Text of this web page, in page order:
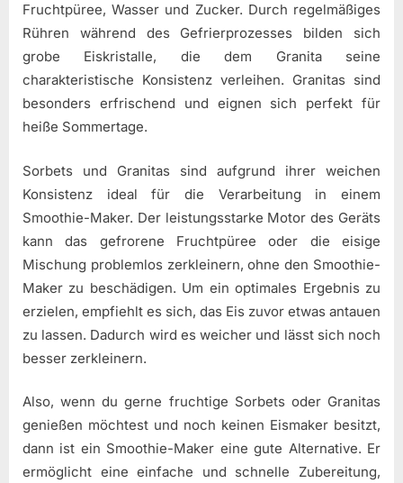
Fruchtpüree, Wasser und Zucker. Durch regelmäßiges
Rühren während des Gefrierprozesses bilden sich
grobe Eiskristalle, die dem Granita seine
charakteristische Konsistenz verleihen. Granitas sind
besonders erfrischend und eignen sich perfekt für
heiße Sommertage.
Sorbets und Granitas sind aufgrund ihrer weichen
Konsistenz ideal für die Verarbeitung in einem
Smoothie-Maker. Der leistungsstarke Motor des Geräts
kann das gefrorene Fruchtpüree oder die eisige
Mischung problemlos zerkleinern, ohne den Smoothie-
Maker zu beschädigen. Um ein optimales Ergebnis zu
erzielen, empfiehlt es sich, das Eis zuvor etwas antauen
zu lassen. Dadurch wird es weicher und lässt sich noch
besser zerkleinern.
Also, wenn du gerne fruchtige Sorbets oder Granitas
genießen möchtest und noch keinen Eismaker besitzt,
dann ist ein Smoothie-Maker eine gute Alternative. Er
ermöglicht eine einfache und schnelle Zubereitung,